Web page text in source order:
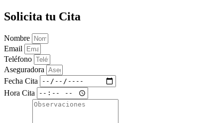
Solicita tu Cita
Nombre
Email
Teléfono
Aseguradora
Fecha Cita
Hora Cita